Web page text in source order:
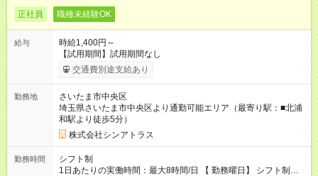
正社員 職種未経験OK
給与
時給1,400円～
【試用期間】試用期間なし
交通費別途支給あり
勤務地
さいたま市中央区
埼玉県さいたま市中央区より通勤可能エリア（最寄り駅：■北浦
和駅より徒歩5分）
株式会社シンアトラス
勤務時間
シフト制
1日あたりの実働時間：最大8時間/日 【 勤務曜日】 シフト制